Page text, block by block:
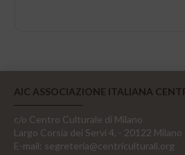
AIC ASSOCIAZIONE ITALIANA
c/o Centro Culturale di Milano
Largo Corsia dei Servi 4, - 20122 Milano
E-mail: segreteria@centriculturali.org